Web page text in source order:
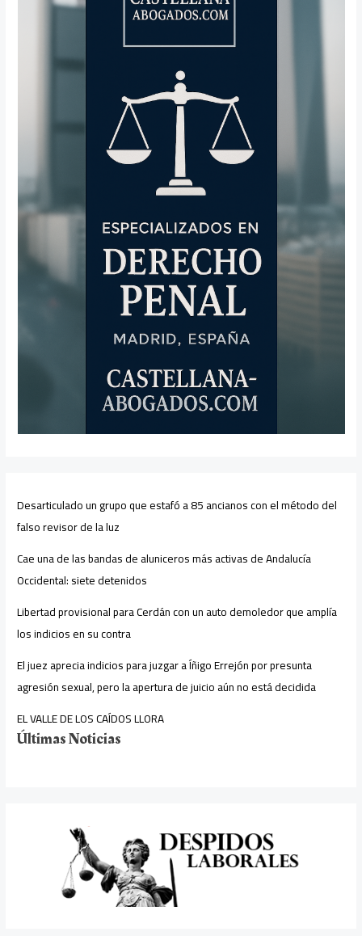
Desarticulado un grupo que estafó a 85 ancianos con el método del
falso revisor de la luz
Cae una de las bandas de aluniceros más activas de Andalucía
Occidental: siete detenidos
Libertad provisional para Cerdán con un auto demoledor que amplía
los indicios en su contra
El juez aprecia indicios para juzgar a Íñigo Errejón por presunta
agresión sexual, pero la apertura de juicio aún no está decidida
EL VALLE DE LOS CAÍDOS LLORA
Últimas Noticias